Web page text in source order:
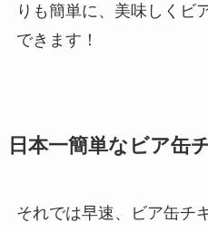
りも簡単に、美味しくビ
できます！
日本一簡単なビア缶
それでは早速、ビア缶チ